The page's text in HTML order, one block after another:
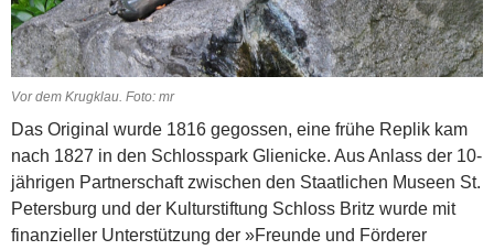
Vor dem Krugklau. Foto: mr
Das Original wurde 1816 gegossen, eine frühe Replik kam
nach 1827 in den Schloss­park Glienicke. Aus Anlass der 10-
jährigen Partnerschaft zwischen den Staatlichen Museen St.
Petersburg und der Kulturstiftung Schloss Britz wurde mit
finanzieller Unterstützung der »Freunde und Förderer